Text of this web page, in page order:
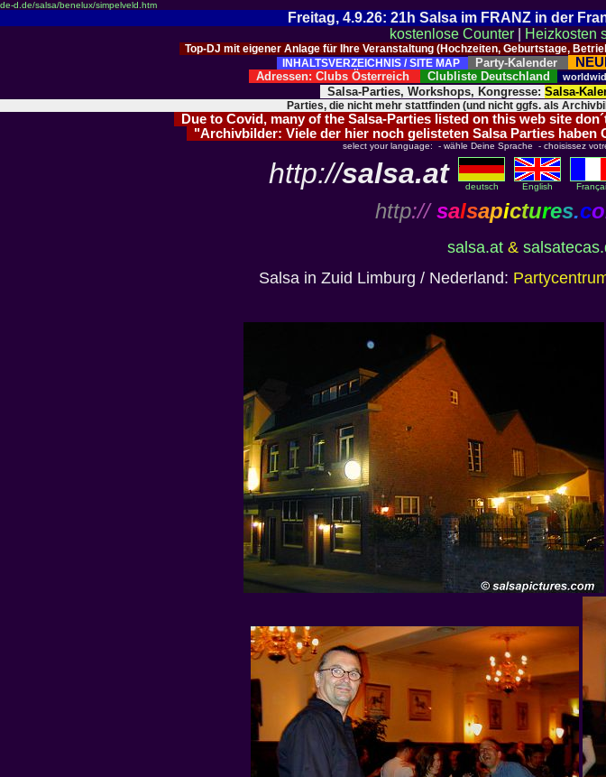
de-d.de/salsa/benelux/simpelveld.htm
Freitag, 4.9.26: 21h Salsa im FRANZ in der
kostenlose Counter
Heizkosten
Top-DJ mit eigener Anlage für Ihre Veranstaltung (Hochzeiten, Geburtstage,
INHALTSVERZEICHNIS / SITE MAP
Party-Kalender
Adressen: Clubs Österreich Clubliste Deutschland
Salsa-Parties, Workshops, Kongresse: Salsa-
Parties, die nicht mehr stattfinden (und nicht ggfs. als
Due to Covid, many of the Salsa-Parties listed on this web site
"Archivbilder: Viele der hier noch gelisteten Salsa Parties
select your language: - wähle Deine Sprache - choisissez
http://salsa.at deutsch English
http:// salsapictures.co
salsa.at &
Salsa in Zuid Limburg / Nederland: